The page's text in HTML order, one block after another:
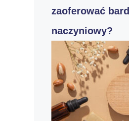
zaoferować
naczyniowy?